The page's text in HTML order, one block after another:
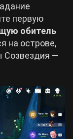
первую
обитель
на острове,
Созвездия —